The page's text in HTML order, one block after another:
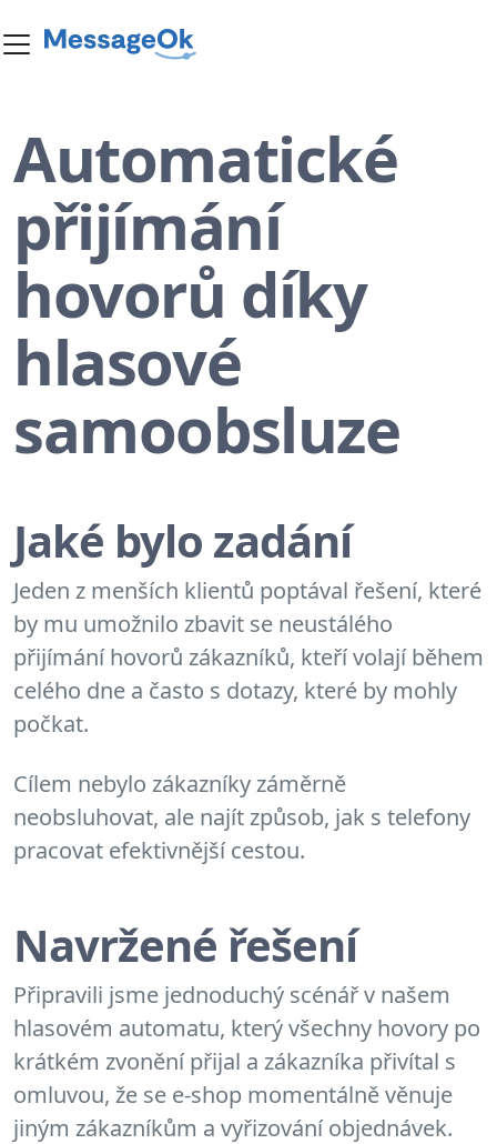
Automatické
přijímání
hovorů díky
hlasové
samoobsluze
Jaké bylo zadání
Jeden z menších klientů poptával řešení, které
by mu umožnilo zbavit se neustálého
přijímání hovorů zákazníků, kteří volají během
celého dne a často s dotazy, které by mohly
počkat.
Cílem nebylo zákazníky záměrně
neobsluhovat, ale najít způsob, jak s telefony
pracovat efektivnější cestou.
Navržené řešení
Připravili jsme jednoduchý scénář v našem
hlasovém automatu, který všechny hovory po
krátkém zvonění přijal a zákazníka přivítal s
omluvou, že se e-shop momentálně věnuje
jiným zákazníkům a vyřizování objednávek.